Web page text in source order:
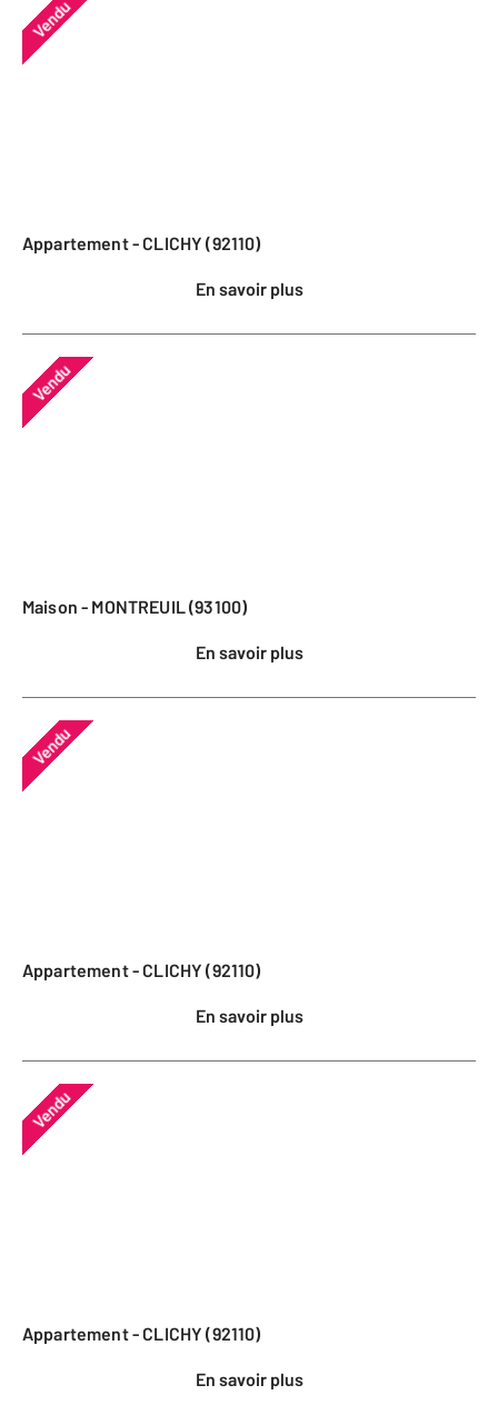
Vendu
Appartement - CLICHY (92110)
En savoir plus
Vendu
Maison - MONTREUIL (93100)
En savoir plus
Vendu
Appartement - CLICHY (92110)
En savoir plus
Vendu
Appartement - CLICHY (92110)
En savoir plus